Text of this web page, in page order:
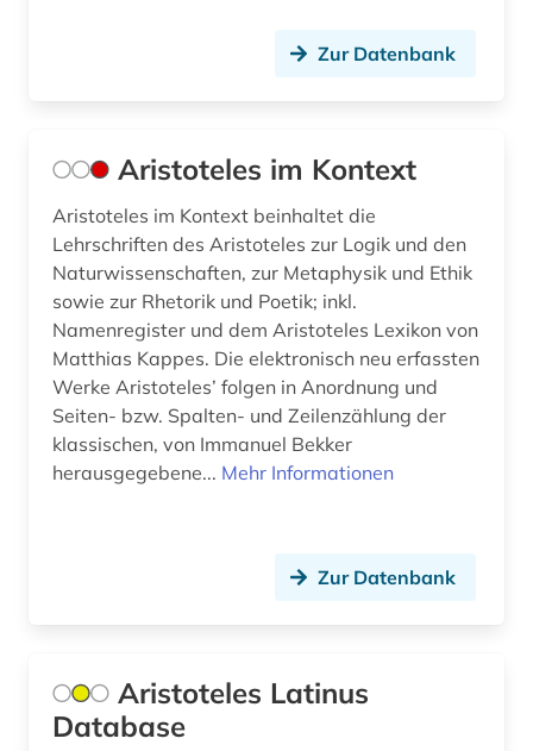
management (1)
manuskript (2)
matthias (1)
medizin (1)
mediävistik (3)
metaphysik (1)
metrik (1)
mittelalter (10)
Zur Datenbank
Aristoteles im Kontext
Aristoteles im Kontext beinhaltet die
Lehrschriften des Aristoteles zur Logik und den
Naturwissenschaften, zur Metaphysik und Ethik
sowie zur Rhetorik und Poetik; inkl.
Namenregister und dem Aristoteles Lexikon von
Matthias Kappes. Die elektronisch neu erfassten
Werke Aristoteles’ folgen in Anordnung und
Seiten- bzw. Spalten- und Zeilenzählung der
klassischen, von Immanuel Bekker
herausgegebene... Mehr Informationen
Zur Datenbank
Aristoteles Latinus
Database